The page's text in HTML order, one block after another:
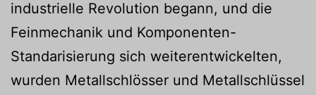
industrielle Revolution begann, und die
Feinmechanik und Komponenten-
Standarisierung sich weiterentwickelten,
wurden Metallschlösser und Metallschlüssel